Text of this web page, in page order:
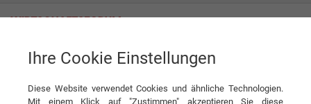
TMC Turnaround Management Consult GmbH
Interview TMC Turnaround Management Consult GmbH
Ihre Cookie Einstellungen
Diese Website verwendet Cookies und ähnliche Technologien.
Mit einem Klick auf "Zustimmen" akzeptieren Sie diese